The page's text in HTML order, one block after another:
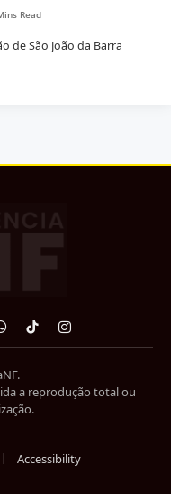
Read
de São João da Barra
WhatsApp
TikTokInstagram
a reprodução total ou
Accessibility